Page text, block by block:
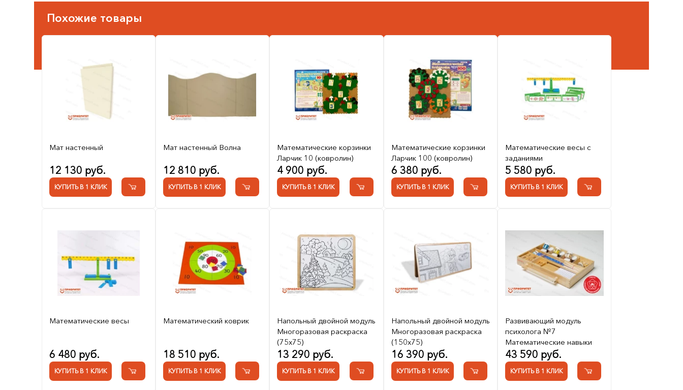
Похожие товары
Мат настенный
12 130 руб.
КУПИТЬ В 1 КЛИК
Мат настенный Волна
12 810 руб.
КУПИТЬ В 1 КЛИК
Математические корзинки
Ларчик 10 (ковролин)
4 900 руб.
КУПИТЬ В 1 КЛИК
Математические корзинки
Ларчик 100 (ковролин)
6 380 руб.
КУПИТЬ В 1 КЛИК
Математические весы с
заданиями
5 580 руб.
КУПИТЬ В 1 КЛИК
Математические весы
6 480 руб.
КУПИТЬ В 1 КЛИК
Математический коврик
18 510 руб.
КУПИТЬ В 1 КЛИК
Напольный двойной модуль
Многоразовая раскраска
(75x75)
13 290 руб.
КУПИТЬ В 1 КЛИК
Напольный двойной модуль
Многоразовая раскраска
(150x75)
16 390 руб.
КУПИТЬ В 1 КЛИК
Развивающий модуль
психолога №7
Математические навыки
43 590 руб.
КУПИТЬ В 1 КЛИК